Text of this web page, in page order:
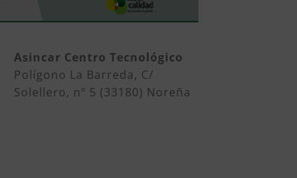
Asincar Centro Tecnológico
Polígono La Barreda, C/
Solellero, nº 5 (33180) Noreña